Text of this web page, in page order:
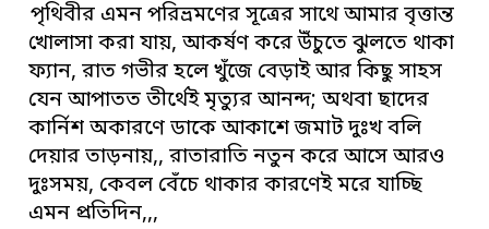
পৃথিবীর এমন পরিভ্রমণের সূত্রের সাথে আমার বৃত্তান্ত
খোলাসা করা যায়, আকর্ষণ করে উঁচুতে ঝুলতে থাকা
ফ্যান, রাত গভীর হলে খুঁজে বেড়াই আর কিছু সাহস
যেন আপাতত তীর্থেই মৃত্যুর আনন্দ; অথবা ছাদের
কার্নিশ অকারণে ডাকে আকাশে জমাট দুঃখ বলি
দেয়ার তাড়নায়,, রাতারাতি নতুন করে আসে আরও
দুঃসময়, কেবল বেঁচে থাকার কারণেই মরে যাচ্ছি
এমন প্রতিদিন,,,